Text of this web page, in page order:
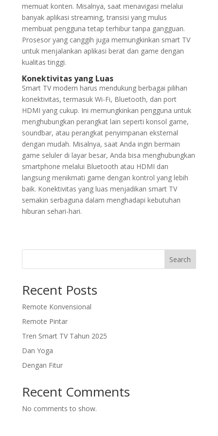
memuat konten. Misalnya, saat menavigasi melalui
banyak aplikasi streaming, transisi yang mulus
membuat pengguna tetap terhibur tanpa gangguan.
Prosesor yang canggih juga memungkinkan smart TV
untuk menjalankan aplikasi berat dan game dengan
kualitas tinggi.
Konektivitas yang Luas
Smart TV modern harus mendukung berbagai pilihan
konektivitas, termasuk Wi-Fi, Bluetooth, dan port
HDMI yang cukup. Ini memungkinkan pengguna untuk
menghubungkan perangkat lain seperti konsol game,
soundbar, atau perangkat penyimpanan eksternal
dengan mudah. Misalnya, saat Anda ingin bermain
game seluler di layar besar, Anda bisa menghubungkan
smartphone melalui Bluetooth atau HDMI dan
langsung menikmati game dengan kontrol yang lebih
baik. Konektivitas yang luas menjadikan smart TV
semakin serbaguna dalam menghadapi kebutuhan
hiburan sehari-hari.
Search
Recent Posts
Remote Konvensional
Remote Pintar
Tren Smart TV Tahun 2025
Dan Yoga
Dengan Fitur
Recent Comments
No comments to show.